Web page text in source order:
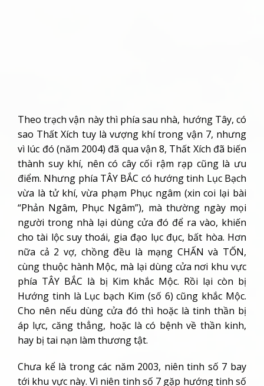
vừa là tử khí, vừa phạm Phục ngâm (xin coi lại bài
“Phản Ngâm, Phục Ngâm”), mà thường ngày mọi
người trong nhà lại dùng cửa đó để ra vào, khiến
cho tài lộc suy thoái, gia đạo lục đục, bất hòa. Hơn
nữa cả 2 vợ, chồng đều là mạng CHẤN và TỐN,
cùng thuộc hành Mộc, mà lại dùng cửa nơi khu vực
phía TÂY BẮC là bị Kim khắc Mộc. Rồi lại còn bị
Hướng tinh là Lục bạch Kim (số 6) cũng khắc Mộc.
Cho nên nếu dùng cửa đó thì hoặc là tinh thần bị
áp lực, căng thẳng, hoặc là có bệnh về thần kinh,
hay bị tai nạn làm thương tật.
Chưa kể là trong các năm 2003, niên tinh số 7 bay
tới khu vực này. Vì niên tinh số 7 gặp hướng tinh số
6 là Giao kiếm Sát, chủ xung đột, trộm cắp, nên
trong năm 2003 trong nhà vừa lắm chuyện bực bội,
niên tinh số 6 tới đây, gặp hướng tinh số 6 là bị
trùng trùng Phục ngâm, cho nên tai họa càng lớn,